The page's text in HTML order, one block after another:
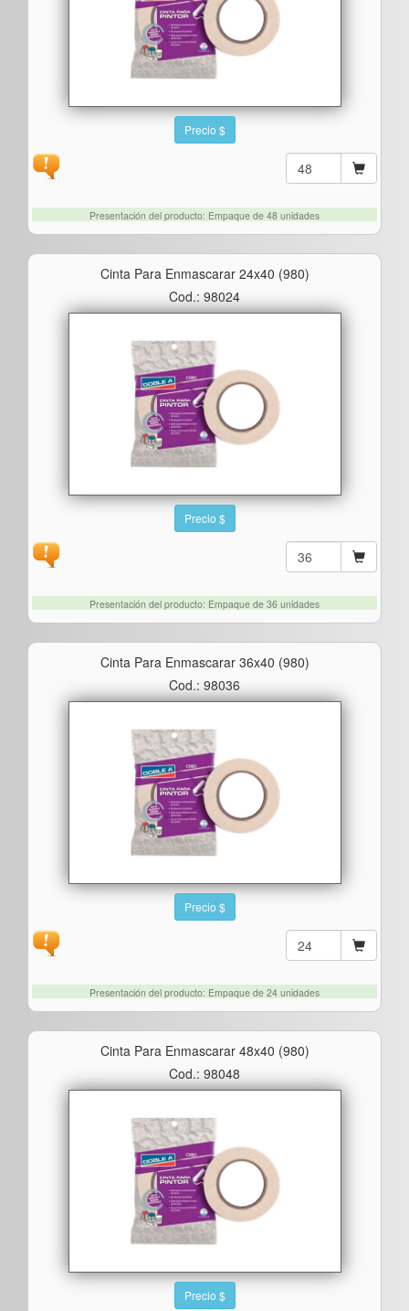
Precio $
Presentación del producto: Empaque de 48 unidades
Cinta Para Enmascarar 24x40 (980)
Cod.: 98024
Precio $
Presentación del producto: Empaque de 36 unidades
Cinta Para Enmascarar 36x40 (980)
Cod.: 98036
Precio $
Presentación del producto: Empaque de 24 unidades
Cinta Para Enmascarar 48x40 (980)
Cod.: 98048
Precio $